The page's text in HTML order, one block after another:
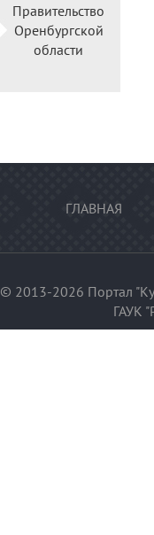
Правительство
Оренбургской
области
ГЛАВНАЯ
© 2013-2026 Портал
ГАУК